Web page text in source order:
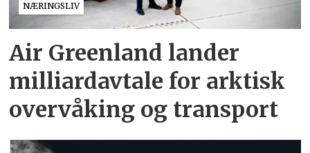
NÆRINGSLIV
Air Greenland lander
milliardavtale for arktisk
overvåking og transport